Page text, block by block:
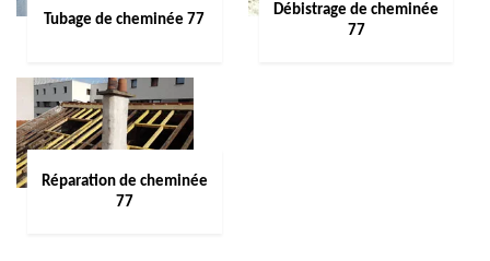
Tubage de cheminée 77
Débistrage de cheminée
77
Réparation de cheminée
77